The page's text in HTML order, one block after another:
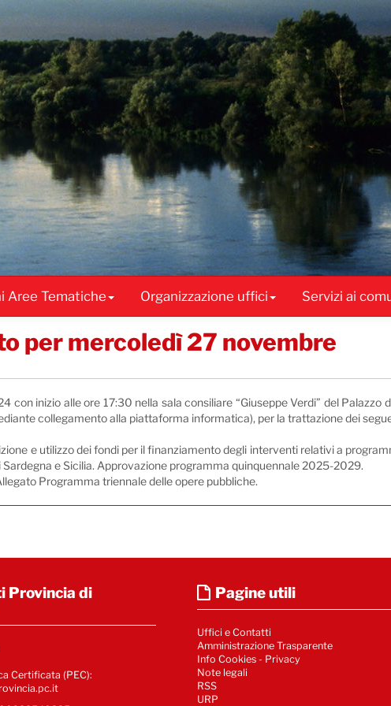
Aree Tematiche Organizzazione uffici Servizi ai
per mercoledì 27 novembre
inizio alle ore 17:30 nella sala consiliare “Giuseppe Verdi” del
collegamento alla piattaforma informatica), per la trattazione dei
e utilizzo dei fondi per il finanziamento degli interventi relativi a
e Sicilia. Approvazione programma quinquennale 2025-2029.
Programma triennale delle opere pubbliche.
Provincia di
Certificata (PEC):
Pagine utili
Uffici e Contatti
Amministrazione Trasparente
Info Cookies - Privacy
Note legali
RSS
URP